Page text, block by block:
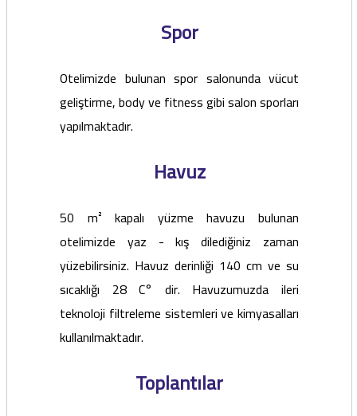
Spor
Otelimizde bulunan spor salonunda vücut
geliştirme, body ve fitness gibi salon sporları
yapılmaktadır.
Havuz
50 m² kapalı yüzme havuzu bulunan
otelimizde yaz - kış dilediğiniz zaman
yüzebilirsiniz. Havuz derinliği 140 cm ve su
sıcaklığı 28 C° dir. Havuzumuzda ileri
teknoloji filtreleme sistemleri ve kimyasalları
kullanılmaktadır.
Toplantılar